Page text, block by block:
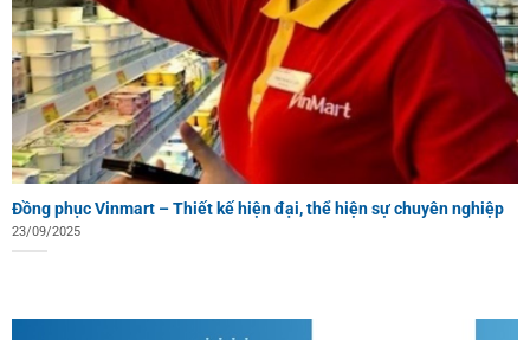
Đồng phục Vinmart – Thiết kế hiện đại, thể hiện sự chuyên nghiệp
23/09/2025